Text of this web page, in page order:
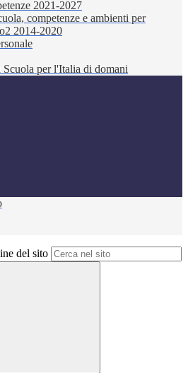
2021-2027
competenze e ambienti per
2014-2020
per l'Italia di domani
del sito